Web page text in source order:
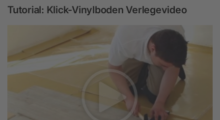
Tutorial: Klick-Vinylboden Verlegevideo